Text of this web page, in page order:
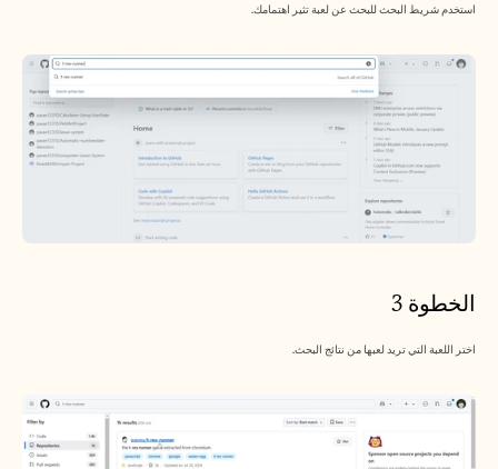
استخدم شريط البحث للبحث عن لعبة تثير اهتمامك.
الخطوة 3
اختر اللعبة التي تريد لعبها من نتائج البحث.